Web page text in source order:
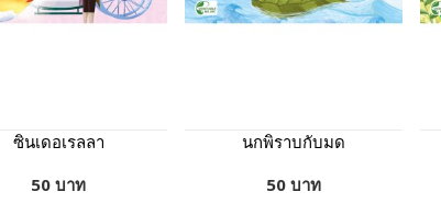
ซินเดอเรลลา
50 บาท
นกพิราบกับมด
50 บาท